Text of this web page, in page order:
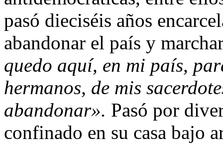
pasó dieciséis años
abandonar el país y
quedo aquí, en mi país,
hermanos, de mis
abandonar». Pasó por
confinado en su casa bajo